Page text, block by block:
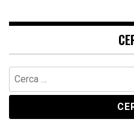
Ricerca
per: